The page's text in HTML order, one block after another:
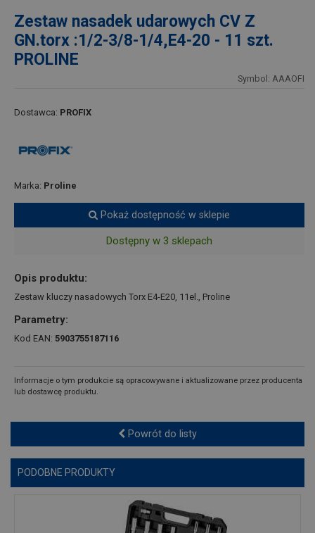
Zestaw nasadek udarowych CV Z
GN.torx :1/2-3/8-1/4,E4-20 - 11 szt.
PROLINE
Symbol: AAAOFI
Dostawca: PROFIX
Marka: Proline
Pokaż dostępność w sklepie
Dostępny w 3 sklepach
Opis produktu:
Zestaw kluczy nasadowych Torx E4-E20, 11el., Proline
Parametry:
Kod EAN: 5903755187116
Informacje o tym produkcie są opracowywane i aktualizowane przez producenta
lub dostawcę produktu.
Powrót do listy
PODOBNE PRODUKTY